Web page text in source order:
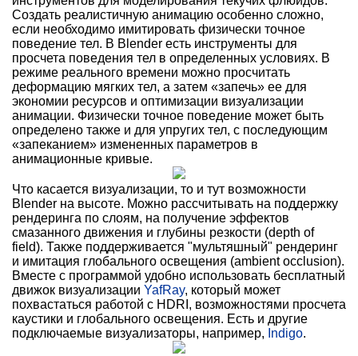
Создать реалистичную анимацию особенно сложно,
если необходимо имитировать физически точное
поведение тел. В Blender есть инструменты для
просчета поведения тел в определенных условиях. В
режиме реального времени можно просчитать
деформацию мягких тел, а затем «запечь» ее для
экономии ресурсов и оптимизации визуализации
анимации. Физически точное поведение может быть
определено также и для упругих тел, с последующим
«запеканием» измененных параметров в
анимационные кривые.
Что касается визуализации, то и тут возможности
Blender на высоте. Можно рассчитывать на поддержку
рендеринга по слоям, на получение эффектов
смазанного движения и глубины резкости (depth of
field). Также поддерживается "мультяшный" рендеринг
и имитация глобального освещения (ambient occlusion).
Вместе с программой удобно использовать бесплатный
движок визуализации YafRay, который может
похвастаться работой с HDRI, возможностями просчета
каустики и глобального освещения. Есть и другие
подключаемые визуализаторы, например, Indigo.